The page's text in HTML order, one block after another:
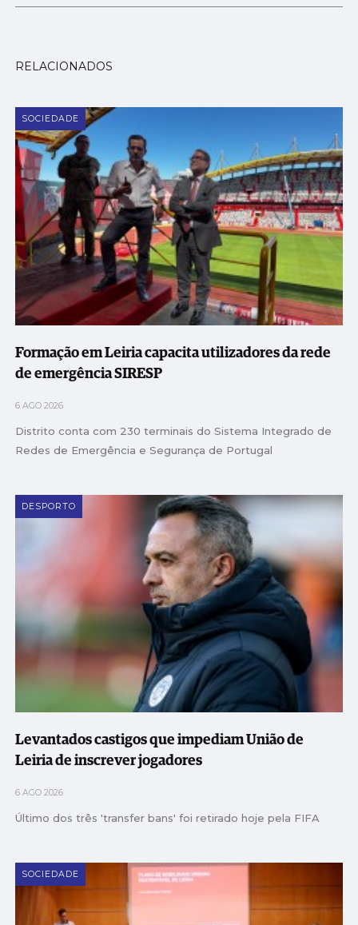
RELACIONADOS
SOCIEDADE
Formação em Leiria capacita utilizadores da rede
de emergência SIRESP
6 AGO 2026
Distrito conta com 230 terminais do Sistema Integrado de
Redes de Emergência e Segurança de Portugal
DESPORTO
Levantados castigos que impediam União de
Leiria de inscrever jogadores
6 AGO 2026
Último dos três 'transfer bans' foi retirado hoje pela FIFA
SOCIEDADE